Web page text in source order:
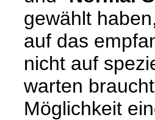
gewählt
auf das
nicht auf
warten
Möglichkeit